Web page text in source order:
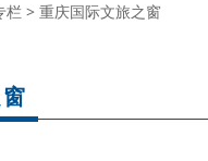
栏 > 重庆国际文旅之窗